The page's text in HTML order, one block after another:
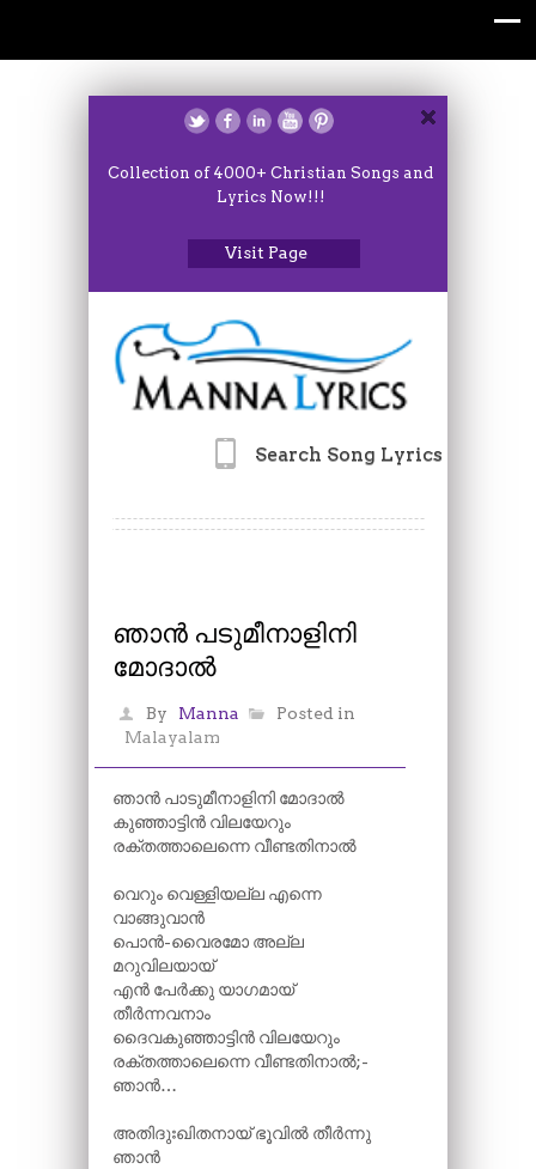
Collection of 4000+ Christian Songs and
Lyrics Now!!!
Visit Page
Search Song Lyrics
ഞാൻ പടുമീനാളിനി
മോദാൽ
By Manna
Posted in
Malayalam
ഞാൻ പാടുമീനാളിനി മോദാൽ
കുഞ്ഞാട്ടിൻ വിലയേറും
രക്തത്താലെന്നെ വീണ്ടതിനാൽ
വെറും വെള്ളിയല്ല എന്നെ
വാങ്ങുവാൻ
പൊൻ-വൈരമോ അല്ല
മറുവിലയായ്
എൻ പേർക്കു യാഗമായ്
തീർന്നവനാം
ദൈവകുഞ്ഞാട്ടിൻ വിലയേറും
രക്തത്താലെന്നെ വീണ്ടതിനാൽ;-
ഞാൻ…
അതിദുഃഖിതനായ് ഭൂവിൽ തീർന്നു
ഞാൻ